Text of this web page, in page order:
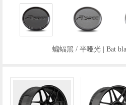
蝙蝠黑 / 半哑光 | Bat